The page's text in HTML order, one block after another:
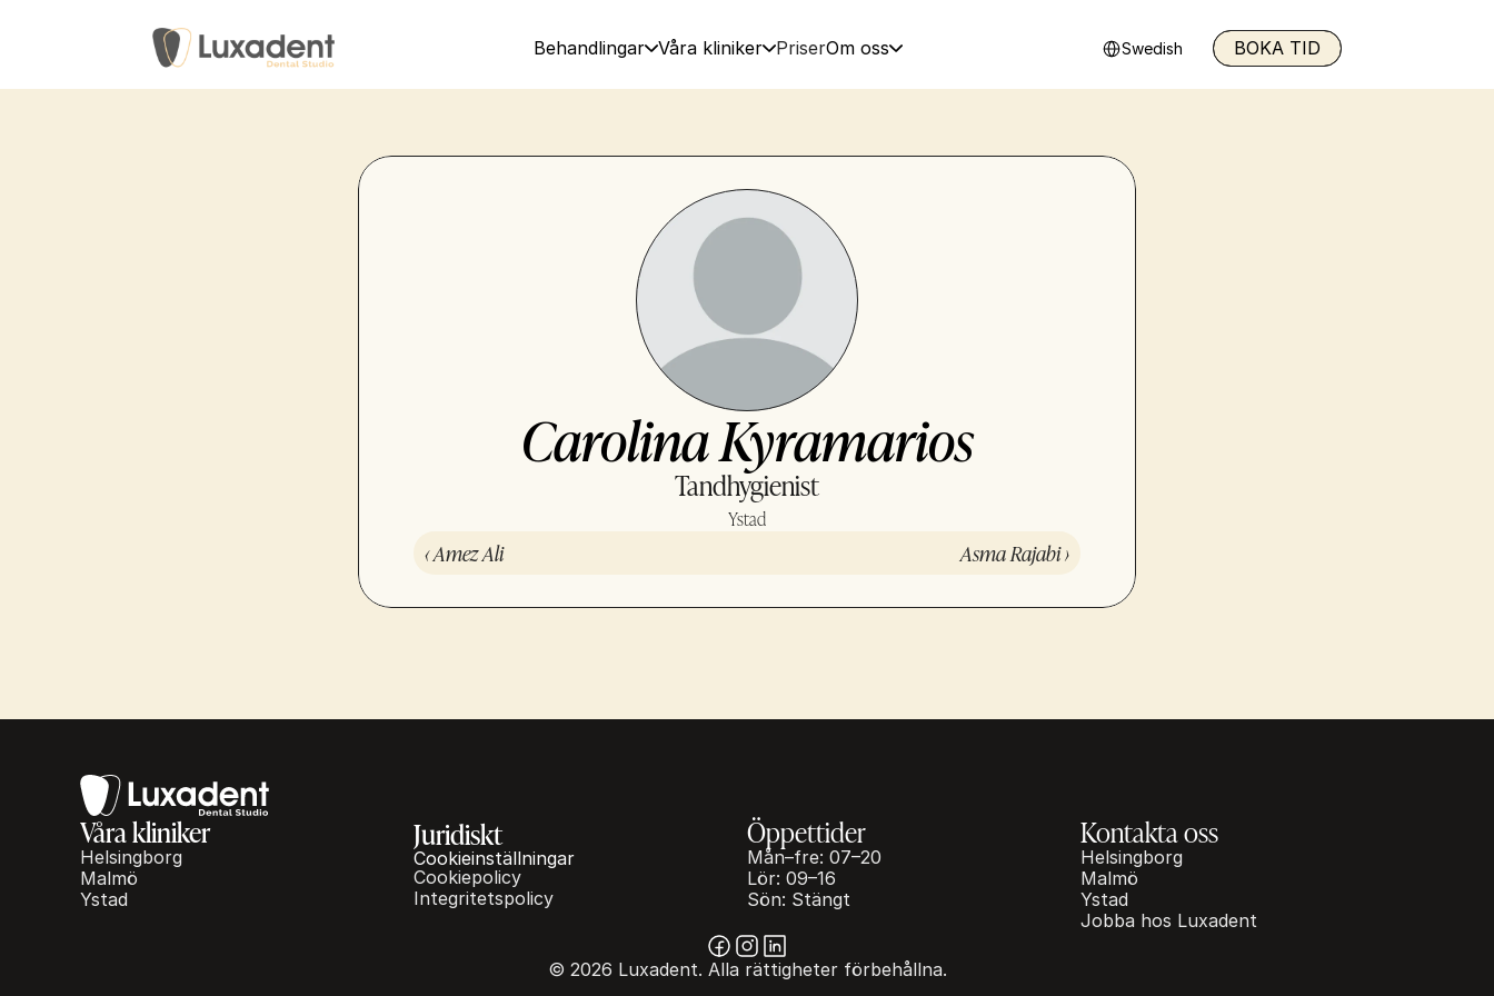
Behandlingar Våra kliniker PriserOm oss Select Language
Swedish BOKA TID
Carolina Kyramarios
Tandhygienist
Ystad
‹ Amez Ali Asma Rajabi ›
Våra kliniker
Helsingborg
Malmö
Ystad
Juridiskt
Cookieinställningar
Cookiepolicy
Integritetspolicy
Öppettider
Mån–fre: 07–20
Lör: 09–16
Sön: Stängt
Kontakta oss
Helsingborg
Malmö
Ystad
Jobba hos Luxadent
© 2026 Luxadent. Alla rättigheter förbehållna.